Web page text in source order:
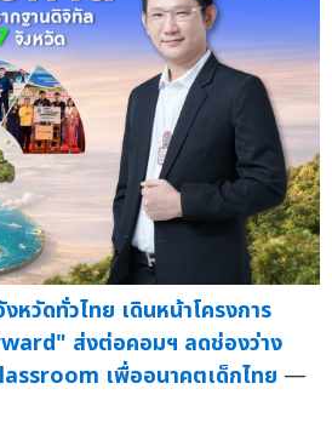
วัดทั่วไทย เดินหน้าโครงการ
ส่งต่อคอมฯ ลดช่องว่าง
เพื่ออนาคตเด็กไทย —